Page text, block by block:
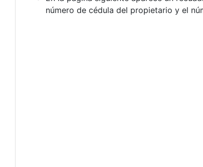
número de cédula del propietario y el